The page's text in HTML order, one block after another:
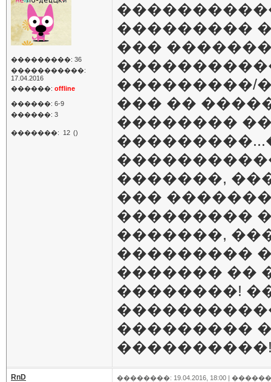
���������: 36
�����������:
17.04.2016
������: offline
������: 6-9
������: 3
�������: 12 ()
���������
���
���������/
��� ��
��������
�������,
���
���������
�������,
���������
������� ��
��������!
���������
RnD ��������: 19.04.2016, 18:00 |